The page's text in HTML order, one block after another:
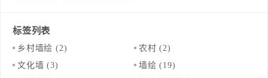
标签列表
乡村墙绘 (2) 农村 (2)
文化墙 (3) 墙绘 (19)